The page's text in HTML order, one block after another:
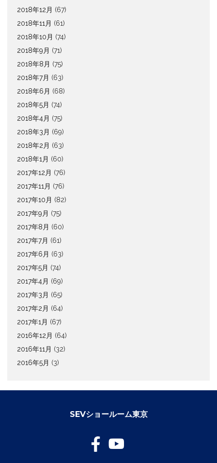
2018年12月 (67)
2018年11月 (61)
2018年10月 (74)
2018年9月 (71)
2018年8月 (75)
2018年7月 (63)
2018年6月 (68)
2018年5月 (74)
2018年4月 (75)
2018年3月 (69)
2018年2月 (63)
2018年1月 (60)
2017年12月 (76)
2017年11月 (76)
2017年10月 (82)
2017年9月 (75)
2017年8月 (60)
2017年7月 (61)
2017年6月 (63)
2017年5月 (74)
2017年4月 (69)
2017年3月 (65)
2017年2月 (64)
2017年1月 (67)
2016年12月 (64)
2016年11月 (32)
2016年5月 (3)
SEVショールーム東京